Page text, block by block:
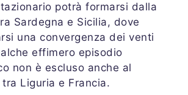
potrà formarsi dalla
Sardegna e Sicilia, dove
una convergenza dei venti
effimero episodio
non è escluso anche al
Liguria e Francia.